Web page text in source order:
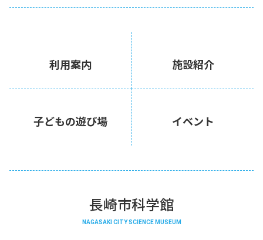
利用案内 施設紹介
子どもの遊び場 イベント
長崎市科学館
NAGASAKI CITY SCIENCE MUSEUM